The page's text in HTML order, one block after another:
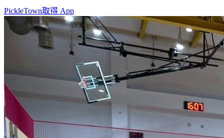
PickleTown取得 App